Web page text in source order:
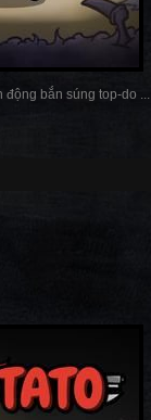
động bắn súng top-do ...